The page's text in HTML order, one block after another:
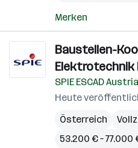
Merken
Baustellen-
Elektrotechnik
SPIE ESCAD
Heute
Österreich
53.200 € –